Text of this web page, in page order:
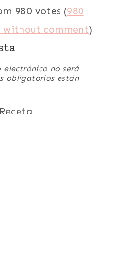
980 votes (980
without comment)
electrónico no será
obligatorios están